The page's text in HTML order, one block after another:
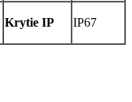
Krytie IP IP67